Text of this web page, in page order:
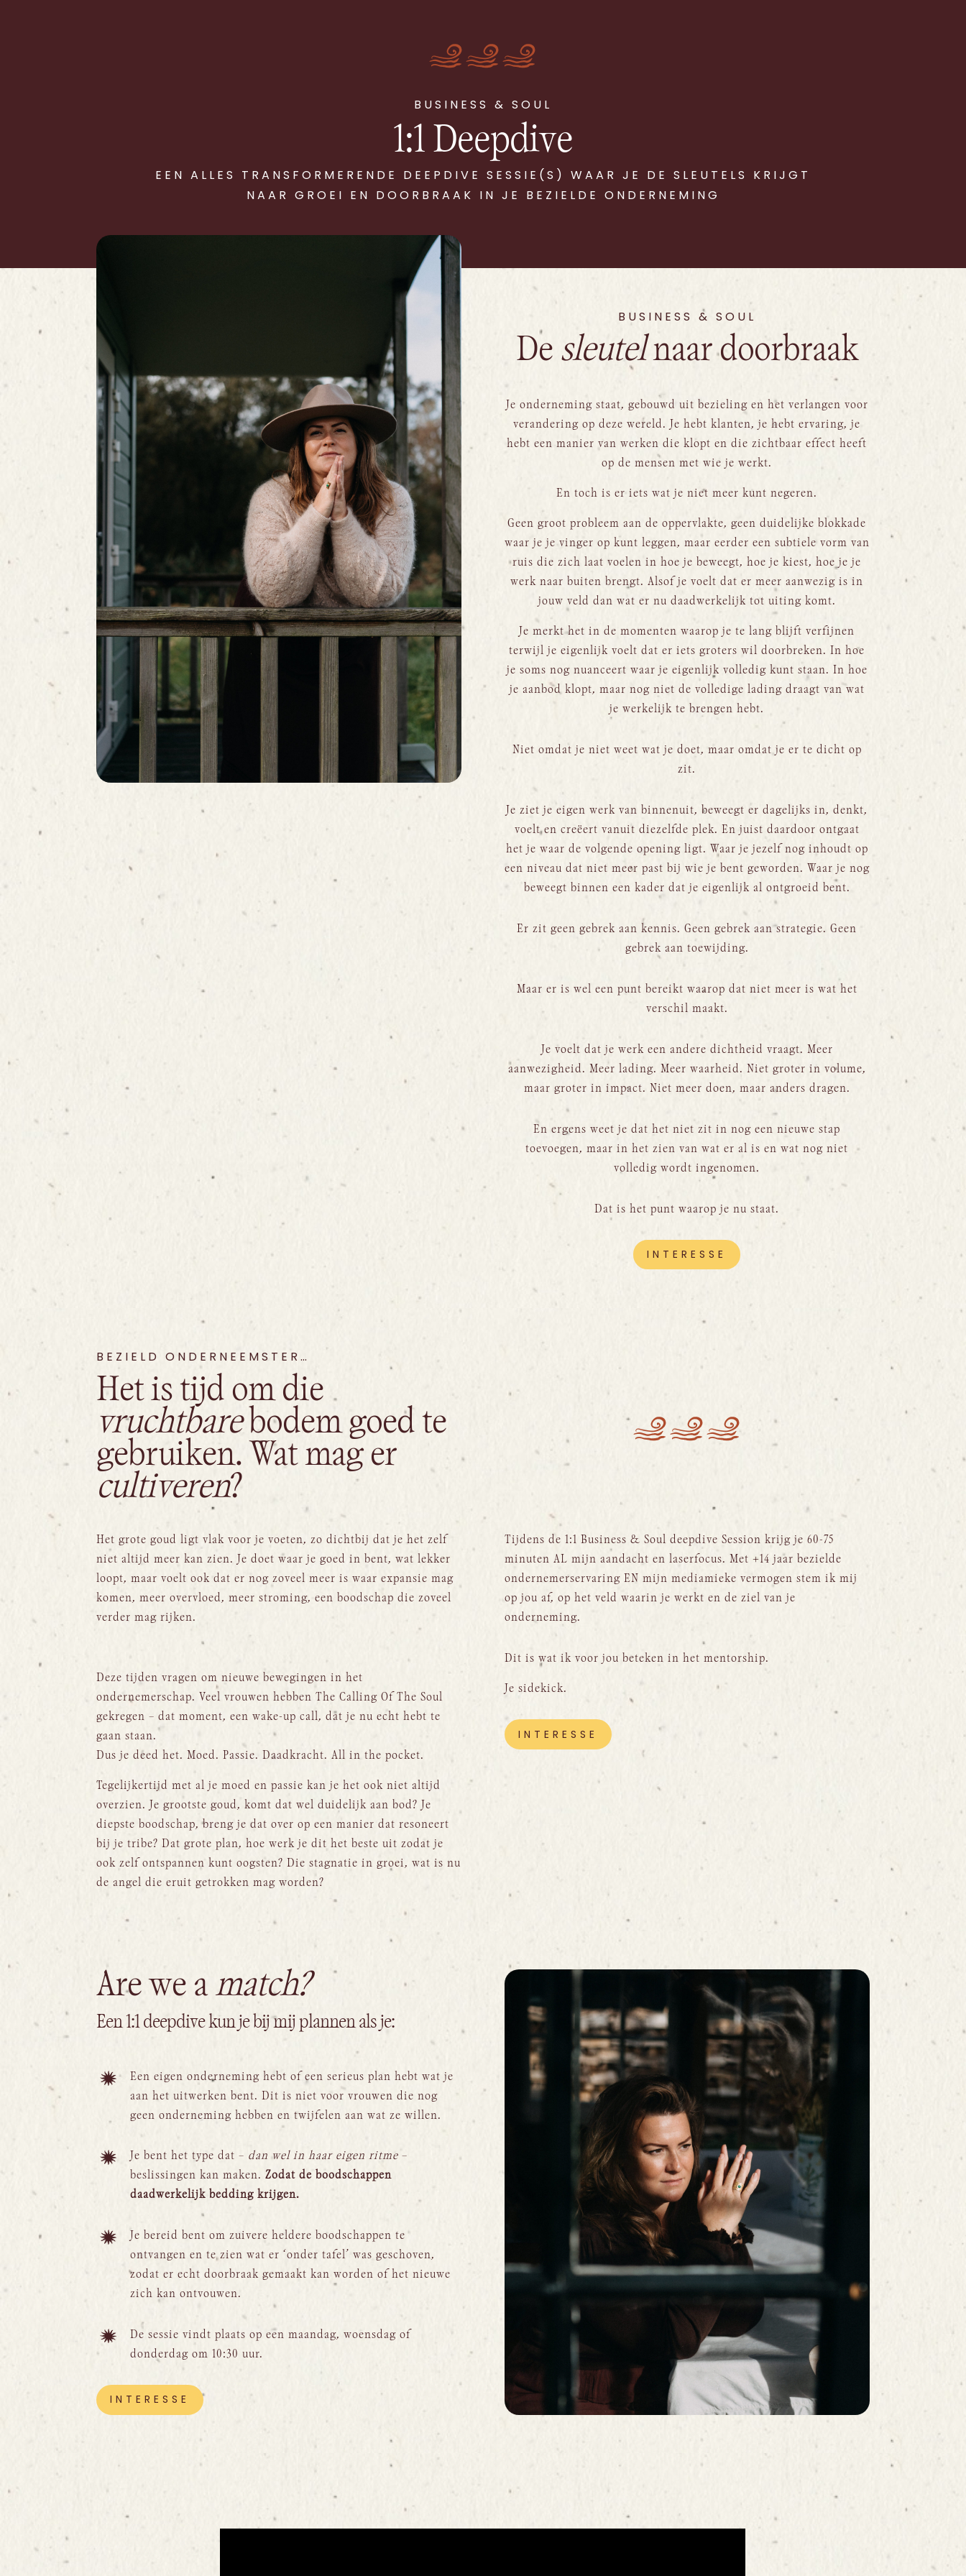
BUSINESS & SOUL
1:1 Deepdive
EEN ALLES TRANSFORMERENDE DEEPDIVE SESSIE(S) WAAR JE DE SLEUTELS KRIJGT
NAAR GROEI EN DOORBRAAK IN JE BEZIELDE ONDERNEMING
BUSINESS & SOUL
De sleutelnaar doorbraak
Je onderneming staat, gebouwd uit bezieling en het verlangen voor
verandering op deze wereld. Je hebt klanten, je hebt ervaring, je
hebt een manier van werken die klopt en die zichtbaar effect heeft
op de mensen met wie je werkt.
En toch is er iets wat je niet meer kunt negeren.
Geen groot probleem aan de oppervlakte, geen duidelijke blokkade
waar je je vinger op kunt leggen, maar eerder een subtiele vorm van
ruis die zich laat voelen in hoe je beweegt, hoe je kiest, hoe je je
werk naar buiten brengt. Alsof je voelt dat er meer aanwezig is in
jouw veld dan wat er nu daadwerkelijk tot uiting komt.
Je merkt het in de momenten waarop je te lang blijft verfijnen
terwijl je eigenlijk voelt dat er iets groters wil doorbreken. In hoe
je soms nog nuanceert waar je eigenlijk volledig kunt staan. In hoe
je aanbod klopt, maar nog niet de volledige lading draagt van wat
je werkelijk te brengen hebt.
Niet omdat je niet weet wat je doet, maar omdat je er te dicht op
zit.
Je ziet je eigen werk van binnenuit, beweegt er dagelijks in, denkt,
voelt en creëert vanuit diezelfde plek. En juist daardoor ontgaat
het je waar de volgende opening ligt. Waar je jezelf nog inhoudt op
een niveau dat niet meer past bij wie je bent geworden. Waar je nog
beweegt binnen een kader dat je eigenlijk al ontgroeid bent.
Er zit geen gebrek aan kennis. Geen gebrek aan strategie. Geen
gebrek aan toewijding.
Maar er is wel een punt bereikt waarop dat niet meer is wat het
verschil maakt.
Je voelt dat je werk een andere dichtheid vraagt. Meer
aanwezigheid. Meer lading. Meer waarheid. Niet groter in volume,
maar groter in impact. Niet meer doen, maar anders dragen.
En ergens weet je dat het niet zit in nog een nieuwe stap
toevoegen, maar in het zien van wat er al is en wat nog niet
volledig wordt ingenomen.
Dat is het punt waarop je nu staat.
INTERESSE
BEZIELD ONDERNEEMSTER…
Het is tijd om die
vruchtbarebodem goed te
gebruiken. Wat mag er
cultiveren?
Het grote goud ligt vlak voor je voeten, zo dichtbij dat je het zelf
niet altijd meer kan zien. Je doet waar je goed in bent, wat lekker
loopt, maar voelt ook dat er nog zoveel meer is waar expansie mag
komen, meer overvloed, meer stroming, een boodschap die zoveel
verder mag rijken.
Deze tijden vragen om nieuwe bewegingen in het
ondernemerschap. Veel vrouwen hebben The Calling Of The Soul
gekregen – dat moment, een wake-up call, dat je nu echt hebt te
gaan staan.
Dus je deed het. Moed. Passie. Daadkracht. All in the pocket.
Tegelijkertijd met al je moed en passie kan je het ook niet altijd
overzien. Je grootste goud, komt dat wel duidelijk aan bod? Je
diepste boodschap, breng je dat over op een manier dat resoneert
bij je tribe? Dat grote plan, hoe werk je dit het beste uit zodat je
ook zelf ontspannen kunt oogsten? Die stagnatie in groei, wat is nu
de angel die eruit getrokken mag worden?
Tijdens de 1:1 Business & Soul deepdive Session krijg je 60-75
minuten AL mijn aandacht en laserfocus. Met +14 jaar bezielde
ondernemerservaring EN mijn mediamieke vermogen stem ik mij
op jou af, op het veld waarin je werkt en de ziel van je
onderneming.
Dit is wat ik voor jou beteken in het mentorship.
Je sidekick.
INTERESSE
Are we amatch?
Een 1:1 deepdive kun je bij mij plannen als je:
Een eigen onderneming hebt of een serieus plan hebt wat je
aan het uitwerken bent. Dit is niet voor vrouwen die nog
geen onderneming hebben en twijfelen aan wat ze willen.
Je bent het type dat – dan wel in haar eigen ritme –
beslissingen kan maken. Zodat de boodschappen
daadwerkelijk bedding krijgen.
Je bereid bent om zuivere heldere boodschappen te
ontvangen en te zien wat er ‘onder tafel’ was geschoven,
zodat er echt doorbraak gemaakt kan worden of het nieuwe
zich kan ontvouwen.
De sessie vindt plaats op een maandag, woensdag of
donderdag om 10:30 uur.
INTERESSE